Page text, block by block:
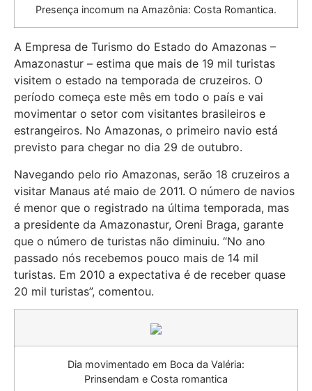
Presença incomum na Amazônia: Costa Romantica.
A Empresa de Turismo do Estado do Amazonas –
Amazonastur – estima que mais de 19 mil turistas
visitem o estado na temporada de cruzeiros. O
período começa este mês em todo o país e vai
movimentar o setor com visitantes brasileiros e
estrangeiros. No Amazonas, o primeiro navio está
previsto para chegar no dia 29 de outubro.
Navegando pelo rio Amazonas, serão 18 cruzeiros a
visitar Manaus até maio de 2011. O número de navios
é menor que o registrado na última temporada, mas
a presidente da Amazonastur, Oreni Braga, garante
que o número de turistas não diminuiu. “No ano
passado nós recebemos pouco mais de 14 mil
turistas. Em 2010 a expectativa é de receber quase
20 mil turistas”, comentou.
Dia movimentado em Boca da Valéria:
Prinsendam e Costa romantica